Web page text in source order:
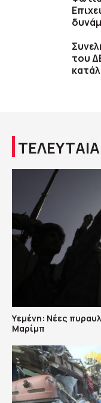
του
Υεμένη: Nέες
Μαρίμπ